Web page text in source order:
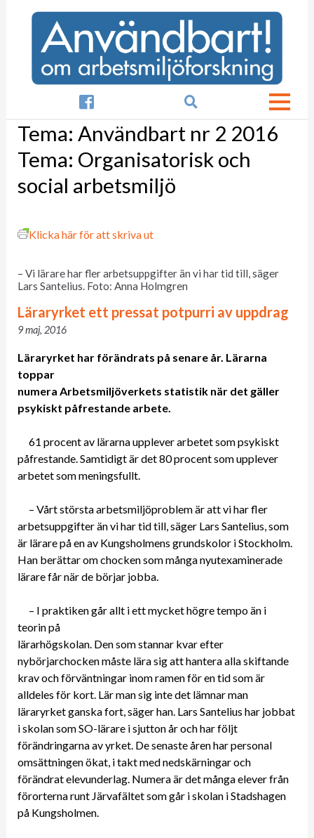

Tema: Användbart nr 2 2016
Tema: Organisatorisk och
social arbetsmiljö
Klicka här för att skriva ut
– Vi lärare har fler arbetsuppgifter än vi har tid till, säger
Lars Santelius. Foto: Anna Holmgren
Läraryrket ett pressat potpurri av uppdrag
9 maj, 2016
Läraryrket har förändrats på senare år. Lärarna
toppar
numera Arbetsmiljöverkets statistik när det gäller
psykiskt påfrestande arbete.
61 procent av lärarna upplever arbetet som psykiskt
påfrestande. Samtidigt är det 80 procent som upplever
arbetet som meningsfullt.
– Vårt största arbetsmiljöproblem är att vi har fler
arbetsuppgifter än vi har tid till, säger Lars Santelius, som
är lärare på en av Kungsholmens grundskolor i Stockholm.
Han berättar om chocken som många nyutexaminerade
lärare får när de börjar jobba.
– I praktiken går allt i ett mycket högre tempo än i
teorin på
lärarhögskolan. Den som stannar kvar efter
nybörjarchocken måste lära sig att hantera alla skiftande
krav och förväntningar inom ramen för en tid som är
alldeles för kort. Lär man sig inte det lämnar man
läraryrket ganska fort, säger han. Lars Santelius har jobbat
i skolan som SO-lärare i sjutton år och har följt
förändringarna av yrket. De senaste åren har personal
omsättningen ökat, i takt med nedskärningar och
förändrat elevunderlag. Numera är det många elever från
förorterna runt Järvafältet som går i skolan i Stadshagen
på Kungsholmen.